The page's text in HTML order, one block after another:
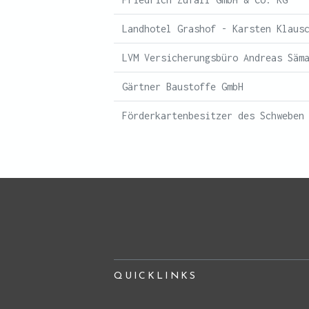
Landhotel Grashof - Karsten
LVM Versicherungsbüro Andreas
Gärtner Baustoffe GmbH
Förderkartenbesitzer des Schweben
QUICKLINKS